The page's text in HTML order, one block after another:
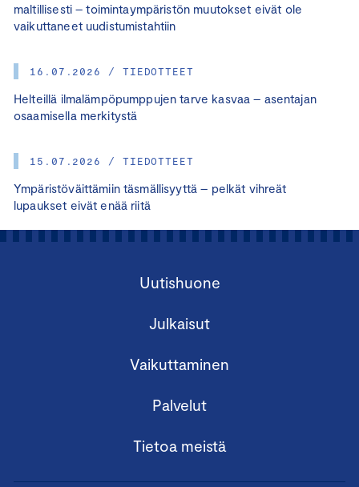
maltillisesti – toimintaympäristön muutokset eivät ole
vaikuttaneet uudistumistahtiin
16.07.2026 / TIEDOTTEET
Helteillä ilmalämpöpumppujen tarve kasvaa – asentajan
osaamisella merkitystä
15.07.2026 / TIEDOTTEET
Ympäristöväittämiin täsmällisyyttä – pelkät vihreät
lupaukset eivät enää riitä
Uutishuone
Julkaisut
Vaikuttaminen
Palvelut
Tietoa meistä